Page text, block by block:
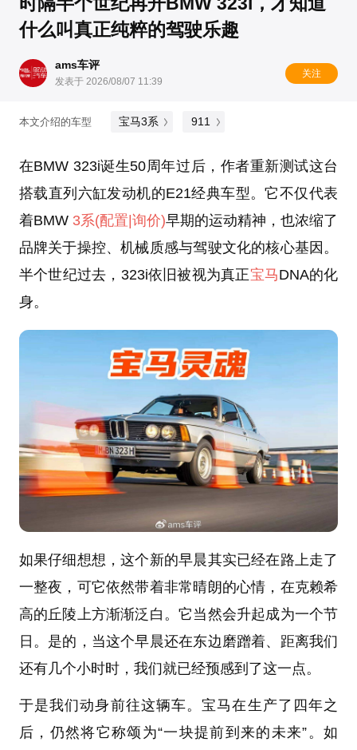
什么叫真正纯粹的驾驶乐趣
ams车评
发表于 2026/08/07 11:39
关注
本文介绍的车型 宝马3系 911
在BMW 323i诞生50周年过后，作者重新测试这台
搭载直列六缸发动机的E21经典车型。它不仅代表
着BMW 3系(配置 |询价)早期的运动精神，也浓缩了
品牌关于操控、机械质感与驾驶文化的核心基因。
半个世纪过去，323i依旧被视为真正宝马DNA的化
身。
如果仔细想想，这个新的早晨其实已经在路上走了
一整夜，可它依然带着非常晴朗的心情，在克赖希
高的丘陵上方渐渐泛白。它当然会升起成为一个节
日。是的，当这个早晨还在东边磨蹭着、距离我们
还有几个小时时，我们就已经预感到了这一点。
于是我们动身前往这辆车。宝马在生产了四年之
后，仍然将它称颂为“一块提前到来的未来”。如